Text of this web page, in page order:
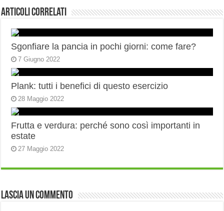
Articoli correlati
Sgonfiare la pancia in pochi giorni: come fare?
7 Giugno 2022
Plank: tutti i benefici di questo esercizio
28 Maggio 2022
Frutta e verdura: perché sono così importanti in
estate
27 Maggio 2022
Lascia un commento